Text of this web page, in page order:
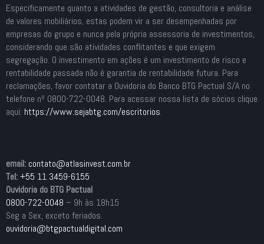
Especificamente quanto a atividades de gestão, consultoria e análise
de valores mobiliários, estas podem vir a ser desempenhadas por
empresas do grupo e nunca pela própria assessoria de investimentos,
considerando que são atividades conflitantes e que exigem
segregação. O investimento em ações é um investimento de risco e
rentabilidade passada não é garantia de rentabilidade futura. Para
reclamações, favor contatar a Ouvidoria do Banco BTG Pactual S/A no
telefone nº 0800-722-0048. Para acessar nossa lista de sócios clique
aqui: https://www.sejabtg.com/escritorios.
email: contato@atlasinvest.com.br
Tel:+55 11 3459-6155
Ouvidoria do BTG Pactual
0800-722-0048 – 9h às 18h15
Seg a Sex, exceto feriados.
ouvidoria@btgpactualdigital.com